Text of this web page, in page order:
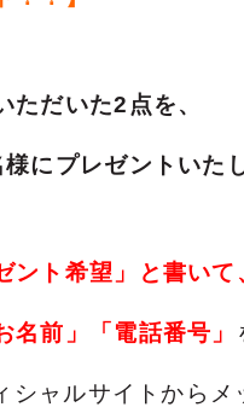
ただいた2点を、
にプレゼントいた
ント希望」と書いて
名前」「電話番号」
シャルサイトからメ